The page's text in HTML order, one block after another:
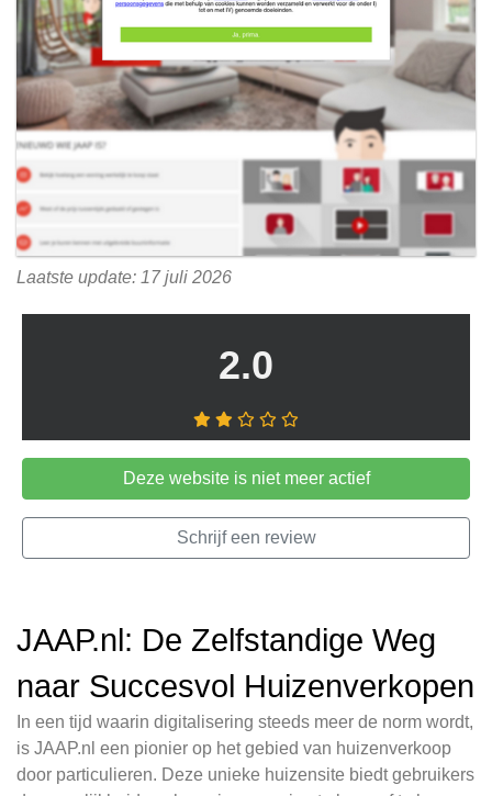
Laatste update: 17 juli 2026
2.0
Deze website is niet meer actief
Schrijf een review
JAAP.nl: De Zelfstandige Weg
naar Succesvol Huizenverkopen
In een tijd waarin digitalisering steeds meer de norm wordt,
is JAAP.nl een pionier op het gebied van huizenverkoop
door particulieren. Deze unieke huizensite biedt gebruikers